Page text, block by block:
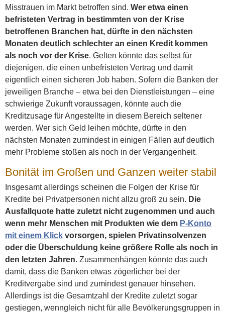
Misstrauen im Markt betroffen sind. Wer etwa einen
befristeten Vertrag in bestimmten von der Krise
betroffenen Branchen hat, dürfte in den nächsten
Monaten deutlich schlechter an einen Kredit kommen
als noch vor der Krise. Gelten könnte das selbst für
diejenigen, die einen unbefristeten Vertrag und damit
eigentlich einen sicheren Job haben. Sofern die Banken der
jeweiligen Branche – etwa bei den Dienstleistungen – eine
schwierige Zukunft voraussagen, könnte auch die
Kreditzusage für Angestellte in diesem Bereich seltener
werden. Wer sich Geld leihen möchte, dürfte in den
nächsten Monaten zumindest in einigen Fällen auf deutlich
mehr Probleme stoßen als noch in der Vergangenheit.
Bonität im Großen und Ganzen weiter stabil
Insgesamt allerdings scheinen die Folgen der Krise für
Kredite bei Privatpersonen nicht allzu groß zu sein. Die
Ausfallquote hatte zuletzt nicht zugenommen und auch
wenn mehr Menschen mit Produkten wie dem P-Konto
mit einem Klick vorsorgen, spielen Privatinsolvenzen
oder die Überschuldung keine größere Rolle als noch in
den letzten Jahren. Zusammenhängen könnte das auch
damit, dass die Banken etwas zögerlicher bei der
Kreditvergabe sind und zumindest genauer hinsehen.
Allerdings ist die Gesamtzahl der Kredite zuletzt sogar
gestiegen, wenngleich nicht für alle Bevölkerungsgruppen in